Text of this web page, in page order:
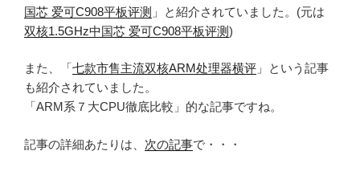
国芯 爱可C908平板评测 」と紹介されていました。(元は
双核1.5GHz中国芯 爱可C908平板评测)
また、「七款市售主流双核ARM处理器横评 」という記事
も紹介されていました。
「ARM系７大CPU徹底比較」的な記事ですね。
記事の詳細あたりは、 次の記事で・・・